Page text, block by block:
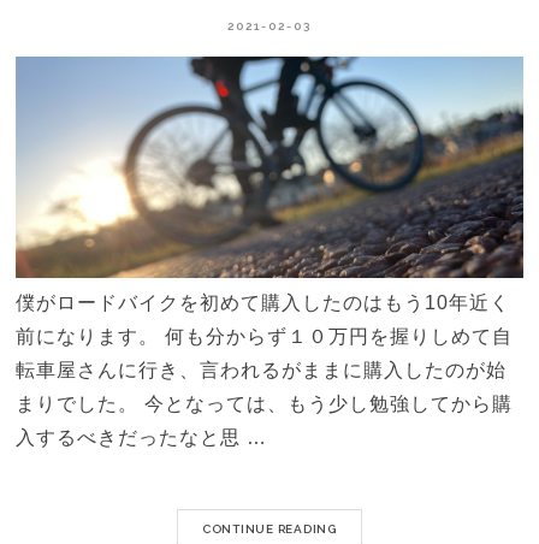
2021-02-03
僕がロードバイクを初めて購入したのはもう10年近く
前になります。 何も分からず１０万円を握りしめて自
転車屋さんに行き、言われるがままに購入したのが始
まりでした。 今となっては、もう少し勉強してから購
入するべきだったなと思 …
CONTINUE READING